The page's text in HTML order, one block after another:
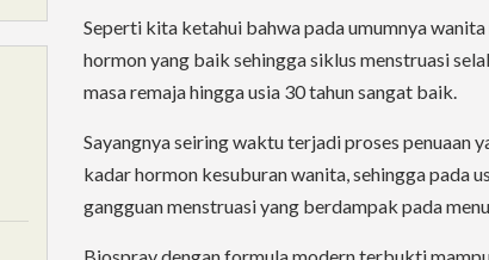
Seperti kita ketahui bahwa pada umumnya
hormon yang baik sehingga siklus menstruasi
masa remaja hingga usia 30 tahun sangat baik.
Sayangnya seiring waktu terjadi proses penuaan
kadar hormon kesuburan wanita, sehingga pada
gangguan menstruasi yang berdampak pada